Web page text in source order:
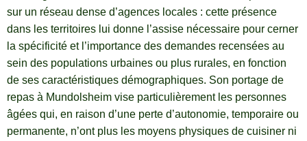
sur un réseau dense d’agences locales : cette présence
dans les territoires lui donne l’assise nécessaire pour cerner
la spécificité et l’importance des demandes recensées au
sein des populations urbaines ou plus rurales, en fonction
de ses caractéristiques démographiques. Son portage de
repas à Mundolsheim vise particulièrement les personnes
âgées qui, en raison d’une perte d’autonomie, temporaire ou
permanente, n’ont plus les moyens physiques de cuisiner ni